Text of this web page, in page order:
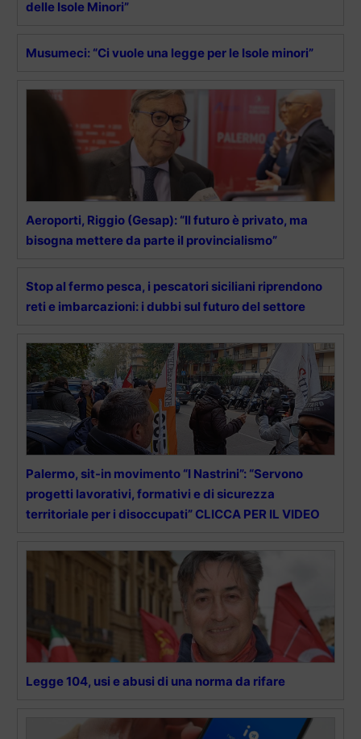
delle Isole Minori”
Musumeci: “Ci vuole una legge per le Isole minori”
Aeroporti, Riggio (Gesap): “Il futuro è privato, ma
bisogna mettere da parte il provincialismo”
Stop al fermo pesca, i pescatori siciliani riprendono
reti e imbarcazioni: i dubbi sul futuro del settore
Palermo, sit-in movimento “I Nastrini”: “Servono
progetti lavorativi, formativi e di sicurezza
territoriale per i disoccupati” CLICCA PER IL VIDEO
Legge 104, usi e abusi di una norma da rifare